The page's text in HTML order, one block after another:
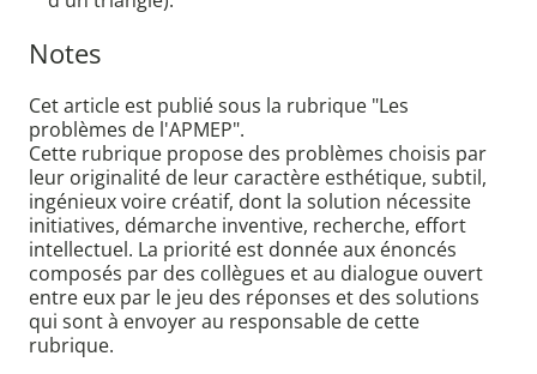
Notes
Cet article est publié sous la rubrique "Les
problèmes de l'APMEP".
Cette rubrique propose des problèmes choisis par
leur originalité de leur caractère esthétique, subtil,
ingénieux voire créatif, dont la solution nécessite
initiatives, démarche inventive, recherche, effort
intellectuel. La priorité est donnée aux énoncés
composés par des collègues et au dialogue ouvert
entre eux par le jeu des réponses et des solutions
qui sont à envoyer au responsable de cette
rubrique.